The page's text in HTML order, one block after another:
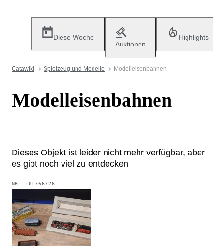
Diese Woche
Auktionen
Highlights
Catawiki Spielzeug und Modelle Modelleisenbahnen
Modelleisenbahnen
Dieses Objekt ist leider nicht mehr verfügbar, aber
es gibt noch viel zu entdecken
NR. 101766726